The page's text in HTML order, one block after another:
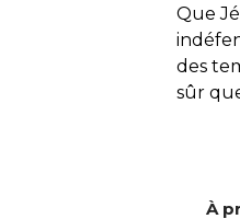
Que
des
sûr
À